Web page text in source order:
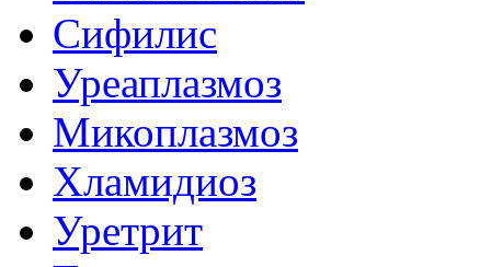
Сифилис
Уреаплазмоз
Микоплазмоз
Хламидиоз
Уретрит